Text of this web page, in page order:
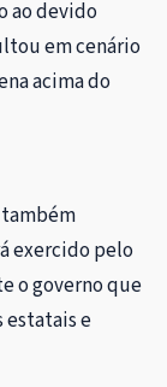
ao devido
em cenário
acima do
exercido pelo
o governo que
estatais e